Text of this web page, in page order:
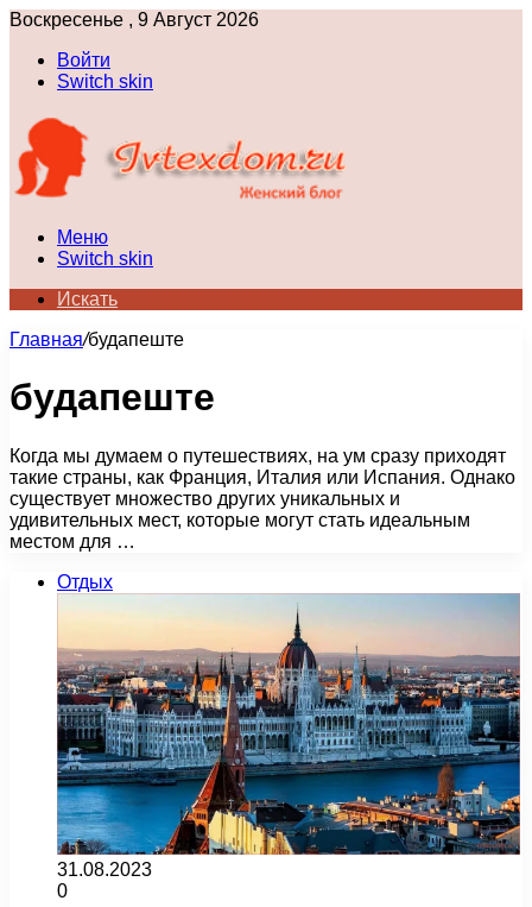
Воскресенье , 9 Август 2026
Войти
Switch skin
Меню
Switch skin
Искать
Главная/будапеште
будапеште
Когда мы думаем о путешествиях, на ум сразу приходят
такие страны, как Франция, Италия или Испания. Однако
существует множество других уникальных и
удивительных мест, которые могут стать идеальным
местом для …
Отдых
31.08.2023
0